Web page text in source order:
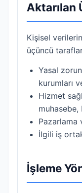
Aktarılan
Kişisel
üçüncü
Yasal
kurumları
Hizmet
Pazarlama
İlgili iş
İşleme